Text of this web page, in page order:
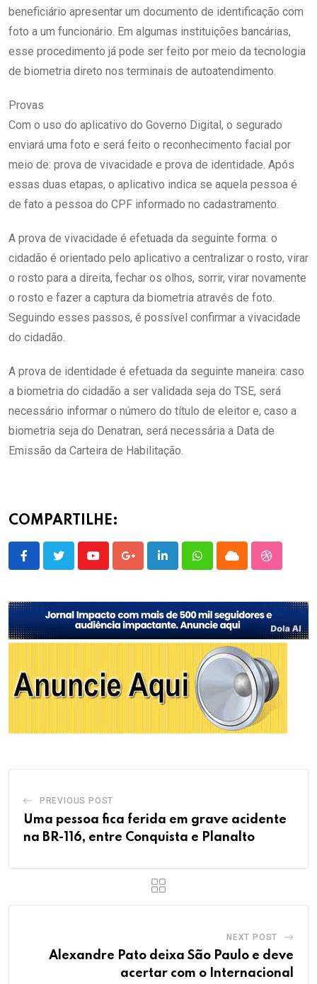
beneficiário apresentar um documento de identificação com
foto a um funcionário. Em algumas instituições bancárias,
esse procedimento já pode ser feito por meio da tecnologia
de biometria direto nos terminais de autoatendimento.
Provas
Com o uso do aplicativo do Governo Digital, o segurado
enviará uma foto e será feito o reconhecimento facial por
meio de: prova de vivacidade e prova de identidade. Após
essas duas etapas, o aplicativo indica se aquela pessoa é
de fato a pessoa do CPF informado no cadastramento.
A prova de vivacidade é efetuada da seguinte forma: o
cidadão é orientado pelo aplicativo a centralizar o rosto, virar
o rosto para a direita, fechar os olhos, sorrir, virar novamente
o rosto e fazer a captura da biometria através de foto.
Seguindo esses passos, é possível confirmar a vivacidade
do cidadão.
A prova de identidade é efetuada da seguinte maneira: caso
a biometria do cidadão a ser validada seja do TSE, será
necessário informar o número do título de eleitor e, caso a
biometria seja do Denatran, será necessária a Data de
Emissão da Carteira de Habilitação.
COMPARTILHE:
YoutubeGoogle+LinkedInWhatsappCloud
PREVIOUS POST
Uma pessoa fica ferida em grave acidente
na BR-116, entre Conquista e Planalto
NEXT POST
Alexandre Pato deixa São Paulo e deve
acertar com o Internacional